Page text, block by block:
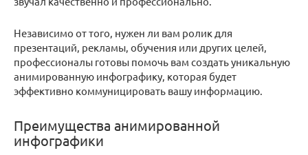
Независимо от того, нужен ли вам ролик для
презентаций, рекламы, обучения или других целей,
профессионалы готовы помочь вам создать уникальную
анимированную инфографику, которая будет
эффективно коммуницировать вашу информацию.
Преимущества анимированной
инфографики